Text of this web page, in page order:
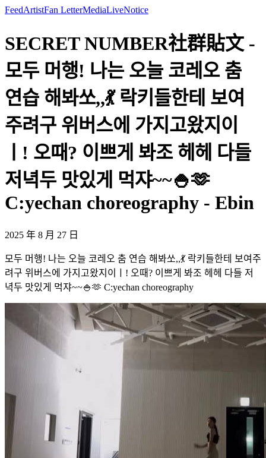
FeedArtistFan LetterMediaLiveNotice
SECRET NUMBER社群貼文 -
모두 머행! 나는 오늘 코레오 춤
연습 해봐쏘,,💃 락키들한테 보여
주려구 위버스에 가지고왔지이
ㅣ! 오때? 이쁘게 봐조 헤헤 다들
저녁두 맛있게 먹쟈~~🍚🫶
C:yechan choreography - Ebin
2025 年 8 月 27 日
모두 머행! 나는 오늘 코레오 춤 연습 해봐쏘,,💃 락키들한테 보여주
려구 위버스에 가지고왔지이ㅣ! 오때? 이쁘게 봐조 헤헤 다들 저
녁두 맛있게 먹쟈~~🍚🫶 C:yechan choreography